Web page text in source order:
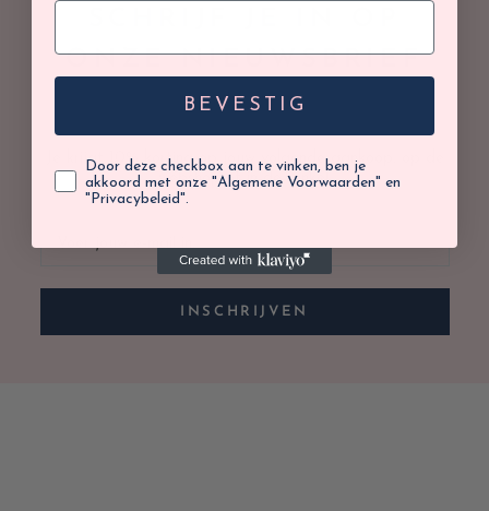
ONZE NIEUWSBRIEF
Je krijgt 10% korting op jouw volgende aankoop, op de
webshop of in de winkel.
INSCHRIJVEN
BEVESTIG
Door deze checkbox aan te vinken, ben je
akkoord met onze "Algemene Voorwaarden" en
"Privacybeleid".